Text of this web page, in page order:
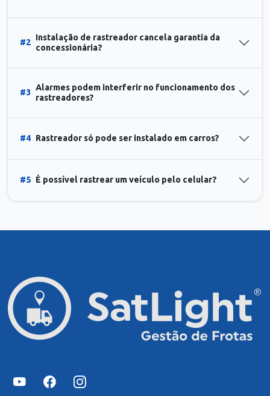
#2
Instalação de rastreador cancela garantia da
concessionária?
#3
Alarmes podem interferir no funcionamento dos
rastreadores?
#4 Rastreador só pode ser instalado em carros?
#5 É possível rastrear um veículo pelo celular?